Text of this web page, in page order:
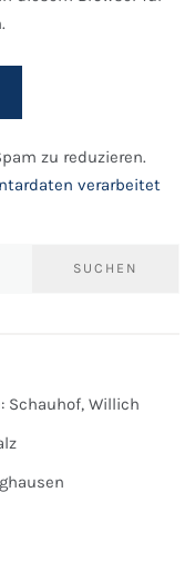
zu reduzieren.
verarbeitet
Schauhof, Willich